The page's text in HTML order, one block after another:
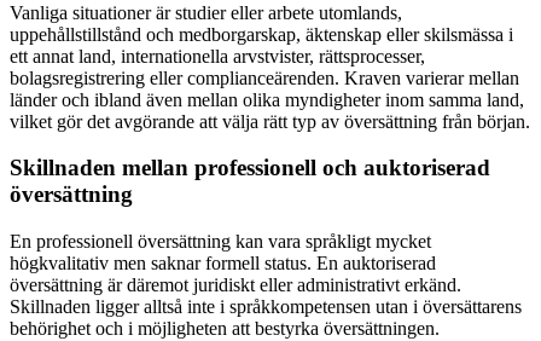
Vanliga situationer är studier eller arbete utomlands,
uppehållstillstånd och medborgarskap, äktenskap eller skilsmässa i
ett annat land, internationella arvstvister, rättsprocesser,
bolagsregistrering eller complianceärenden. Kraven varierar mellan
länder och ibland även mellan olika myndigheter inom samma land,
vilket gör det avgörande att välja rätt typ av översättning från början.
Skillnaden mellan professionell och auktoriserad
översättning
En professionell översättning kan vara språkligt mycket
högkvalitativ men saknar formell status. En auktoriserad
översättning är däremot juridiskt eller administrativt erkänd.
Skillnaden ligger alltså inte i språkkompetensen utan i översättarens
behörighet och i möjligheten att bestyrka översättningen.